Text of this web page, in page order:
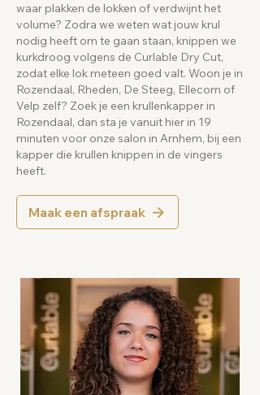
waar plakken de lokken of verdwijnt het
volume? Zodra we weten wat jouw krul
nodig heeft om te gaan staan, knippen we
kurkdroog volgens de Curlable Dry Cut,
zodat elke lok meteen goed valt. Woon je in
Rozendaal, Rheden, De Steeg, Ellecom of
Velp zelf? Zoek je een krullenkapper in
Rozendaal, dan sta je vanuit hier in 19
minuten voor onze salon in Arnhem, bij een
kapper die krullen knippen in de vingers
heeft.
Maak een afspraak